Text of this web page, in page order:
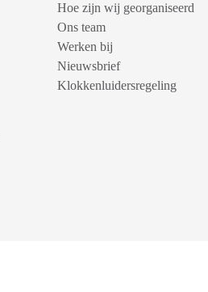
Hoe zijn wij georganiseerd
Ons team
Werken bij
Nieuwsbrief
Klokkenluidersregeling